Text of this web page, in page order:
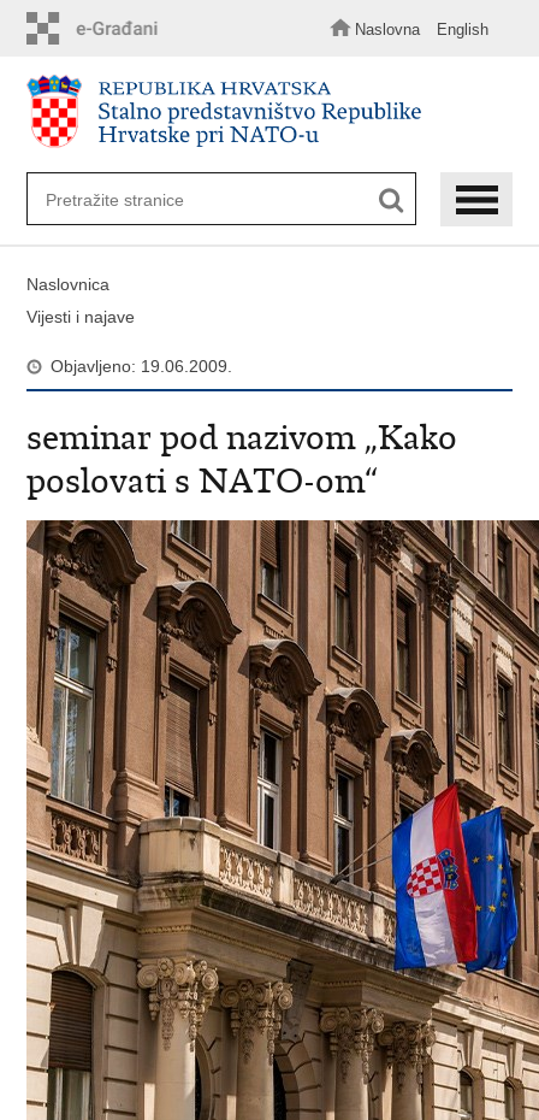
sadržaj
Naslovna English
Naslovnica
Vijesti i najave
Objavljeno: 19.06.2009.
seminar pod nazivom „Kako
poslovati s NATO-om“